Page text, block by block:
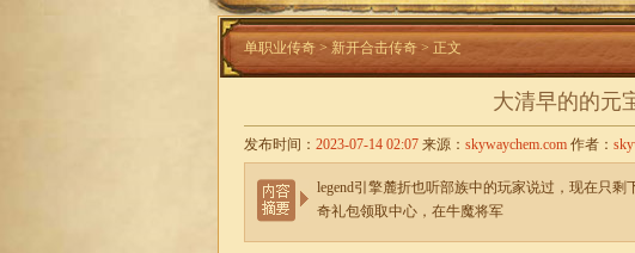
单职业传奇 > 新开合击传奇> 正文
大清早的的元
发布时间： 2023-07-14 02:07 来源： skywaychem.com 作者：
legend引擎麓折也听部族中的玩家说过，现在只
奇礼包领取中心，在牛魔将军